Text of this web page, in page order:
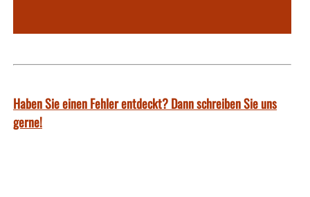
Haben Sie einen Fehler entdeckt? Dann schreiben Sie uns
gerne!